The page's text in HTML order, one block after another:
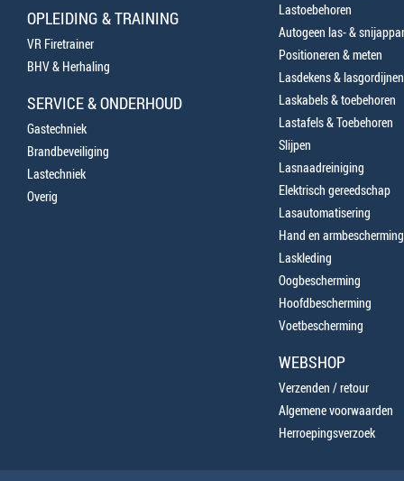
OPLEIDING & TRAINING
VR Firetrainer
BHV & Herhaling
SERVICE & ONDERHOUD
Gastechniek
Brandbeveiliging
Lastechniek
Overig
Lastoebehoren
Autogeen las- &
Positioneren & meten
Lasdekens & lasgordijnen
Laskabels & toebehoren
Lastafels & Toebehoren
Slijpen
Lasnaadreiniging
Elektrisch gereedschap
Lasautomatisering
Hand en armbescherming
Laskleding
Oogbescherming
Hoofdbescherming
Voetbescherming
WEBSHOP
Verzenden / retour
Algemene voorwaarden
Herroepingsverzoek